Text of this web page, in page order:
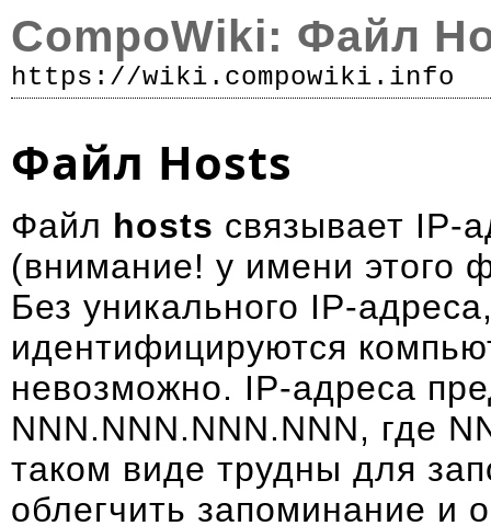
CompoWiki: Файл
https://wiki.compowiki.info
Файл Hosts
Файл hosts связывает IP-
(внимание! у имени этого
Без уникального IP-
идентифицируются
невозможно. IP-адреса
NNN.NNN.NNN.NNN, где
таком виде трудны для
облегчить запоминание и